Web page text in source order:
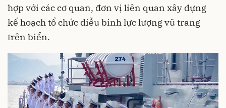
hợp với các cơ quan, đơn vị liên quan xây dựng
kế hoạch tổ chức diễu binh lực lượng vũ trang
trên biển.